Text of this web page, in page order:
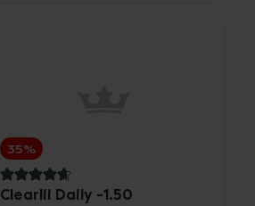
35%
4.8 av 5 i omdöme
Clearlii Daily -1.50